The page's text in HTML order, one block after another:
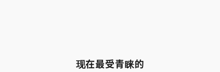
现在最受青睐的